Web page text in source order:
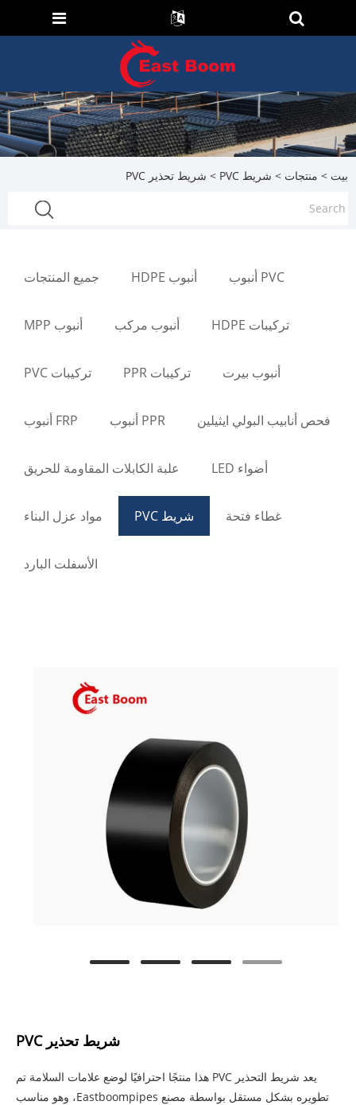
بيت > منتجات > شريط PVC > شريط تحذير PVC
جميع المنتجات أنبوب HDPE PVC أنبوب
أنبوب MPP أنبوب مركب تركيبات HDPE
تركيبات PVC تركيبات PPR أنبوب بيرت
FRP أنبوب PPR أنبوب فحص أنابيب البولي ايثيلين
علبة الكابلات المقاومة للحريق أضواء LED
مواد عزل البناء شريط PVC غطاء فتحة
الأسفلت البارد
شريط تحذير PVC
يعد شريط التحذير PVC هذا منتجًا احترافيًا لوضع علامات السلامة تم
تطويره بشكل مستقل بواسطة مصنع Eastboompipes، وهو مناسب